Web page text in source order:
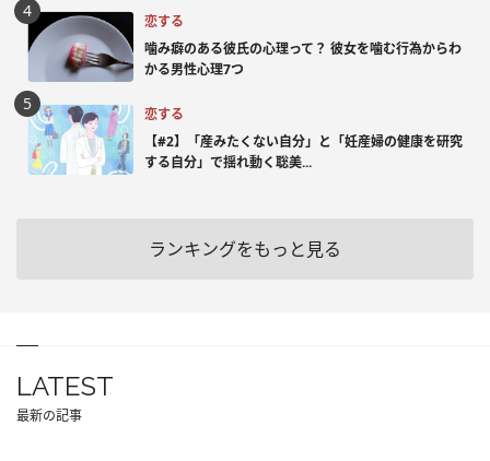
恋する
噛み癖のある彼氏の心理って？ 彼女を噛む行為からわ
かる男性心理7つ
恋する
【#2】「産みたくない自分」と「妊産婦の健康を研究
する自分」で揺れ動く聡美...
ランキングをもっと見る
LATEST
最新の記事